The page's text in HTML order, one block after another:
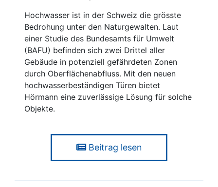
Hochwasser ist in der Schweiz die grösste
Bedrohung unter den Naturgewalten. Laut
einer Studie des Bundesamts für Umwelt
(BAFU) befinden sich zwei Drittel aller
Gebäude in potenziell gefährdeten Zonen
durch Oberflächenabfluss. Mit den neuen
hochwasserbeständigen Türen bietet
Hörmann eine zuverlässige Lösung für solche
Objekte.
Beitrag lesen